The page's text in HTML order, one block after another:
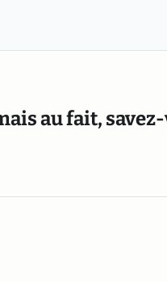
au fait,